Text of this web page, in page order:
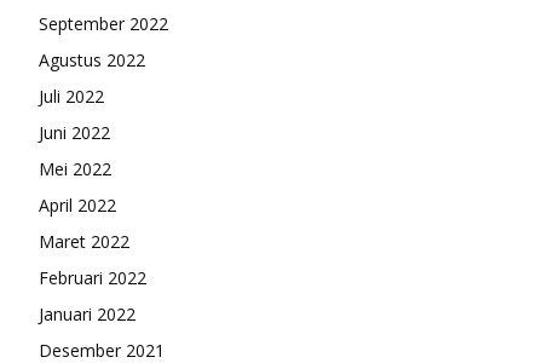
September 2022
Agustus 2022
Juli 2022
Juni 2022
Mei 2022
April 2022
Maret 2022
Februari 2022
Januari 2022
Desember 2021